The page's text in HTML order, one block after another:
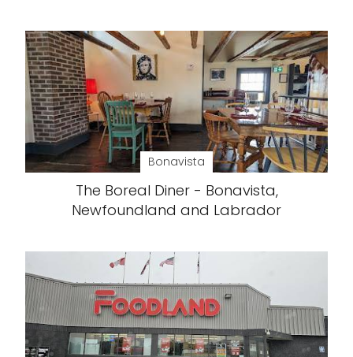
Bonavista
The Boreal Diner - Bonavista,
Newfoundland and Labrador